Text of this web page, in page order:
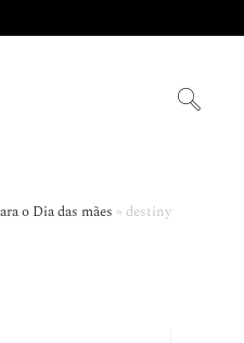
o Dia das mães » destiny